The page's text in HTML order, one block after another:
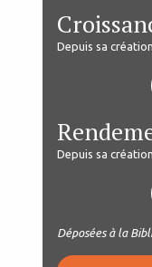
Depuis sa
Depuis sa
Déposées à la